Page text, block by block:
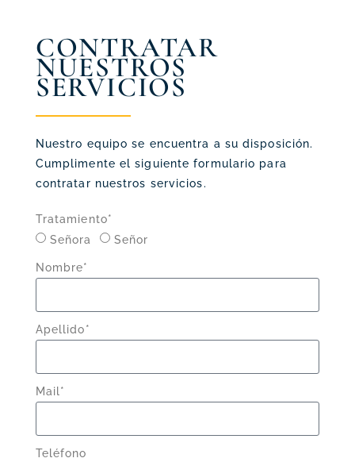
CONTRATAR
NUESTROS
SERVICIOS
Nuestro equipo se encuentra a su disposición.
Cumplimente el siguiente formulario para
contratar nuestros servicios.
Tratamiento*
Señora
Señor
Nombre*
Apellido*
Mail*
Teléfono